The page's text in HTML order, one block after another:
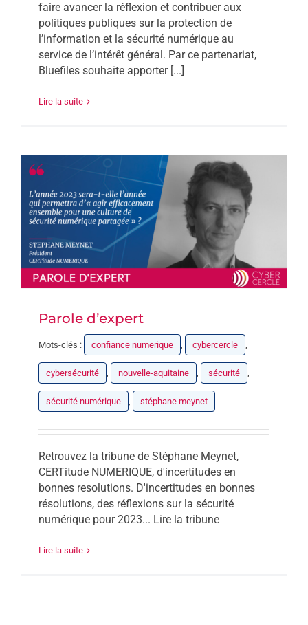
faire avancer la réflexion et contribuer aux
politiques publiques sur la protection de
l’information et la sécurité numérique au
service de l’intérêt général. Par ce partenariat,
Bluefiles souhaite apporter [...]
Lire la suite
Parole d’expert
Mots-clés : confiance numerique , cybercercle ,
cybersécurité , nouvelle-aquitaine , sécurité ,
sécurité numérique , stéphane meynet
Retrouvez la tribune de Stéphane Meynet,
CERTitude NUMERIQUE, d'incertitudes en
bonnes resolutions. D'incertitudes en bonnes
résolutions, des réflexions sur la sécurité
numérique pour 2023... Lire la tribune
Lire la suite